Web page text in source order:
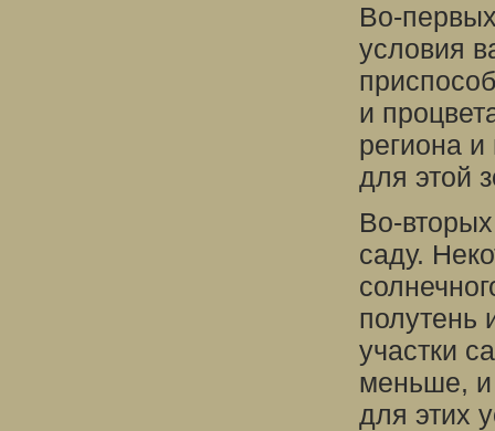
Во-
условия
и
региона
для этой
Во-
саду.
полутень
участки
меньше, и
для этих